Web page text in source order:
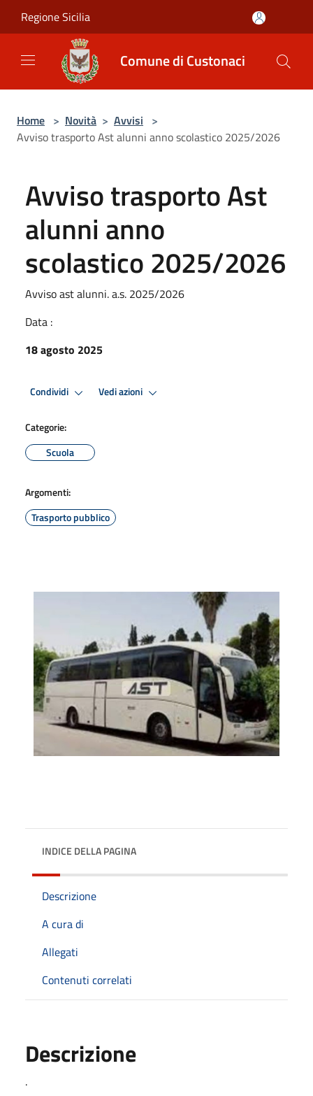
Regione Sicilia
Comune di Custonaci
Home > Novità > Avvisi >
Avviso trasporto Ast alunni anno scolastico 2025/2026
Avviso trasporto Ast
alunni anno
scolastico 2025/2026
Avviso ast alunni. a.s. 2025/2026
Data :
18 agosto 2025
Condividi Vedi azioni
Categorie:
Scuola
Argomenti:
Trasporto pubblico
INDICE DELLA PAGINA
Descrizione
A cura di
Allegati
Contenuti correlati
Descrizione
.